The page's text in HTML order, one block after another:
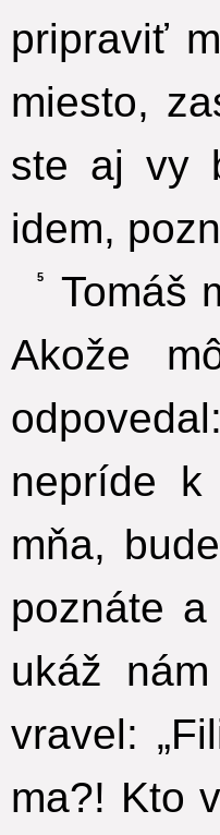
pripraviť
miesto,
ste aj vy
idem,
5
Tomáš
Akože
nepríde
mňa,
poznáte
ukáž
vravel:
ma?! Kto